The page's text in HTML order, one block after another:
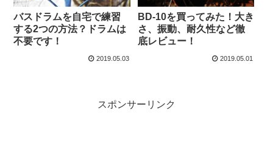
バスドラムを自宅で練習
する2つの方法？ドラムは
不要です！
2019.05.03
BD-10を買ってみた！大き
さ、振動、耐久性など徹
底レビュー！
2019.05.01
スポンサーリンク